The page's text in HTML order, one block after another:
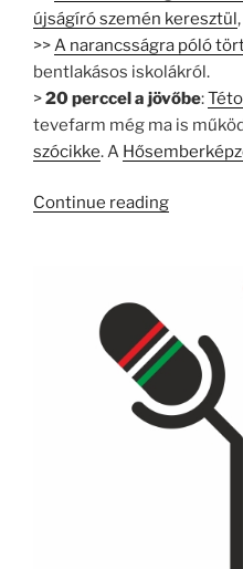
újságíró szemén keresztül,
>>A narancsságra póló
bentlakásos iskolákról.
>20 perccel a jövőbe:
tevefarm még ma is
szócikke. A
Continue reading“KB042
#1”